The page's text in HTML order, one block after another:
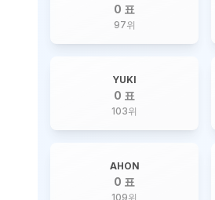
0 표
97위
YUKI
0 표
103위
AHON
0 표
109위